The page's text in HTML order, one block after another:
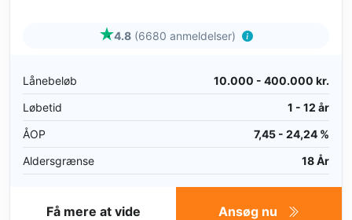
4.8 (6680 anmeldelser)
Lånebeløb
10.000 - 400.000 kr.
Løbetid
1 - 12 år
ÅOP
7,45 - 24,24 %
Aldersgrænse
18 År
Ansøg nu
Få mere at vide